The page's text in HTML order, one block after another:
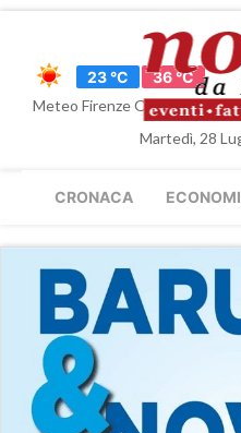
23 °C
36 °C
Meteo Firenze Oggi
Martedì, 28
CRONACA